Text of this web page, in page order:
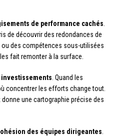
de performance cachés
de découvrir des redondances de
des compétences sous-utilisées
fait remonter à la surface.
. Quand les
concentrer les efforts change tout.
une cartographie précise des
des équipes dirigeantes